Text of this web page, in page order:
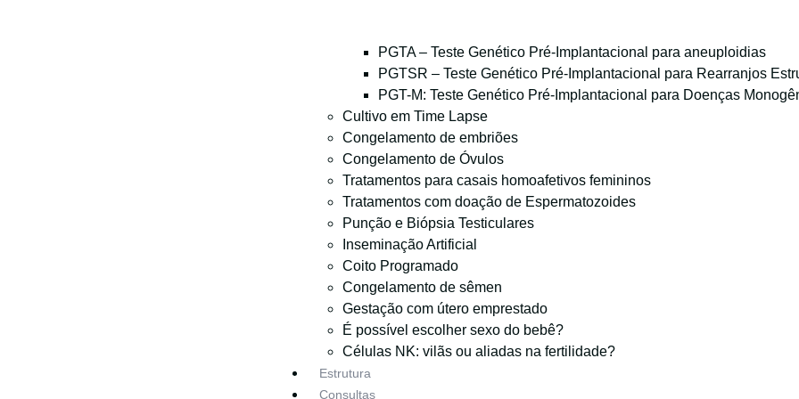
PGTA – Teste Genético Pré-Implantacional para aneuploidias
PGTSR – Teste Genético Pré-Implantacional para Rearranjos
PGT-M: Teste Genético Pré-Implantacional para Doenças
Cultivo em Time Lapse
Congelamento de embriões
Congelamento de Óvulos
Tratamentos para casais homoafetivos femininos
Tratamentos com doação de Espermatozoides
Punção e Biópsia Testiculares
Inseminação Artificial
Coito Programado
Congelamento de sêmen
Gestação com útero emprestado
É possível escolher sexo do bebê?
Células NK: vilãs ou aliadas na fertilidade?
Estrutura
Consultas